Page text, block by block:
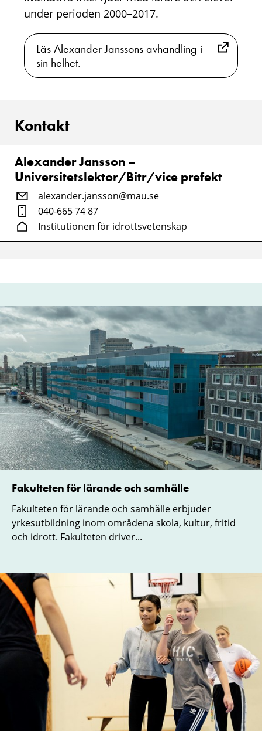
under perioden 2000–2017.
Läs Alexander Janssons avhandling i
sin helhet.
Kontakt
Alexander Jansson –
Universitetslektor/Bitr/vice prefekt
alexander.jansson@mau.se
040-665 74 87
Institutionen för idrottsvetenskap
Fakulteten för lärande och samhälle
Fakulteten för lärande och samhälle erbjuder
yrkesutbildning inom områdena skola, kultur, fritid
och idrott. Fakulteten driver...